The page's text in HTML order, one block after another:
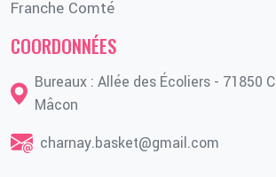
Franche Comté
COORDONNÉES
Bureaux : Allée des Écoliers - 71850
Mâcon
charnay.basket@gmail.com